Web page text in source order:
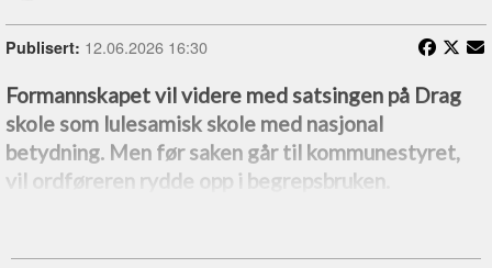
Publisert: 12.06.2026 16:30
Formannskapet vil videre med satsingen på Drag
skole som lulesamisk skole med nasjonal
betydning. Men før saken går til kommunestyret,
vil ordføreren rydde opp i begrepsbruken.